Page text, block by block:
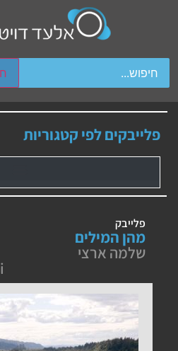
touch or with swipe gestures.
פלייבקים לפי קטגוריות
פלייבק
מהן המילים
שלמה ארצי